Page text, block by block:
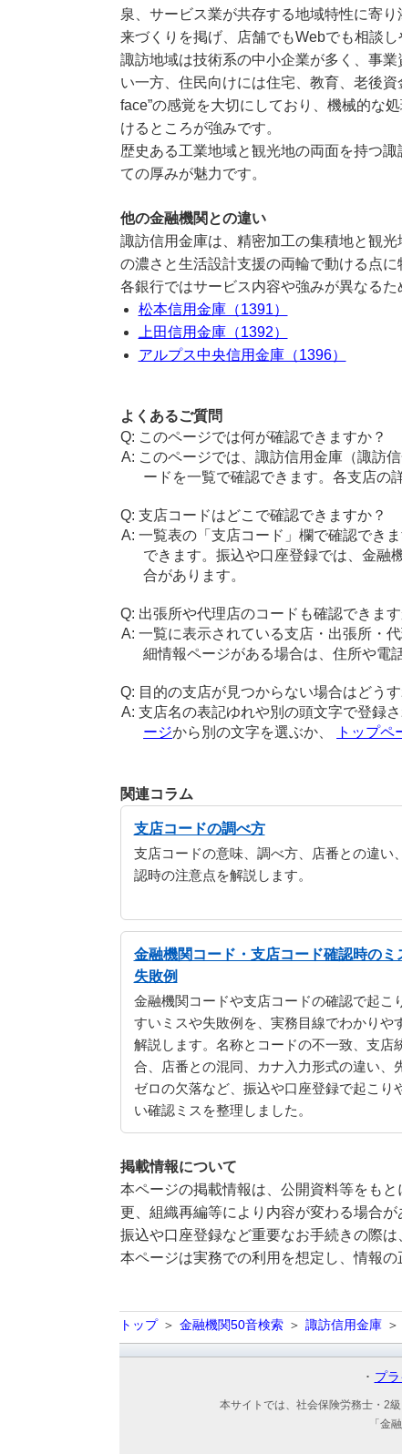
泉、サービス業が共存する地域特性に寄
来づくりを掲げ、店舗でもWebでも相談
諏訪地域は技術系の中小企業が多く、事
い一方、住民向けには住宅、教育、老後
face”の感覚を大切にしており、機械的な
けるところが強みです。
歴史ある工業地域と観光地の両面を持つ
ての厚みが魅力です。
他の金融機関との違い
諏訪信用金庫は、精密加工の集積地と観
の濃さと生活設計支援の両輪で動ける点に
各銀行ではサービス内容や強みが異なる
松本信用金庫（1391）
上田信用金庫（1392）
アルプス中央信用金庫（1396）
よくあるご質問
このページでは何が確認できますか？
このページでは、諏訪信用金庫（諏訪
ードを一覧で確認できます。各支店の
支店コードはどこで確認できますか？
一覧表の「支店コード」欄で確認でき
できます。振込や口座登録では、金融
合があります。
出張所や代理店のコードも確認できます
一覧に表示されている支店・出張所・
細情報ページがある場合は、住所や電
目的の支店が見つからない場合はどう
支店名の表記ゆれや別の頭文字で登録
ージから別の文字を選ぶか、 トップペ
関連コラム
支店コードの調べ方
支店コードの意味、調べ方、店番との違い
認時の注意点を解説します。
金融機関コード・支店コード確認時のミ
失敗例
金融機関コードや支店コードの確認で起こ
すいミスや失敗例を、実務目線でわかりや
解説します。名称とコードの不一致、支店
合、店番との混同、カナ入力形式の違い、
ゼロの欠落など、振込や口座登録で起こり
い確認ミスを整理しました。
掲載情報について
本ページの掲載情報は、公開資料等をも
更、組織再編等により内容が変わる場合が
振込や口座登録など重要なお手続きの際
本ページは実務での利用を想定し、情報の
トップ 金融機関50音検索 諏訪信用金庫
プ
本サイトでは、社会保険労務士・2
「金